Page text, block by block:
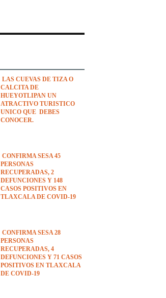
LAS CUEVAS DE TIZA O
CALCITA DE
HUEYOTLIPAN UN
ATRACTIVO TURISTICO
UNICO QUE DEBES
CONOCER.
CONFIRMA SESA 45
PERSONAS
RECUPERADAS, 2
DEFUNCIONES Y 148
CASOS POSITIVOS EN
TLAXCALA DE COVID-19
CONFIRMA SESA 28
PERSONAS
RECUPERADAS, 4
DEFUNCIONES Y 71 CASOS
POSITIVOS EN TLAXCALA
DE COVID-19